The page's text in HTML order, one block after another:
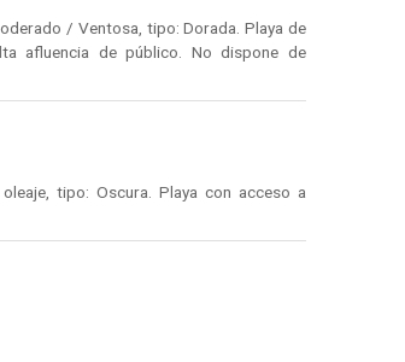
/ Ventosa, tipo: Dorada. Playa de
afluencia de público. No dispone de
tipo: Oscura. Playa con acceso a